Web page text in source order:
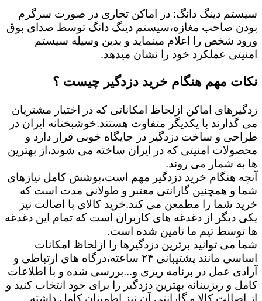
سیستم دینگ دانگ: در اماکن تجاری در صورت سرگرم
بودن صاحب مغازه،سیستم دینگ دانگ توسط صدای بوق
ورود شخص را اعلام مینماید و بدین وسیله سیستم
امنیتی عملکرد خود را نشان میدهد.
نکات مهم هنگام خرید دزدگیر چیست ؟
زدگیرهای اماکن ازلحاظ امکاناتی که در اختیار مشتریان
می گذارند با یکدیگر متفاوت هستند.خوشبختانه ایران در
طراحی و ساخت دزدگیر در جایگاه خوبی قرار دارد و
محصولات امنیتی که در ایران ساخته می شوند،از بهترین
ها به شمار می روند.
آنچه هنگام خرید دزدگیر مهم است،پوشش کامل نیازهای
شما و همچنین گارانتی معتبر و طولانی مدت است که
خرید شما را مطمعن می کند.خرید کالای با اصالت نیز
یکی دیگر از دغدغه های کاربران است که تمام این دغدغه
ها توسط تیم ما تامین شده است.
شما می توانید برترین دزدگیرها را ازلحاظ امکانات
اساسی مانند پشتیبانی ۲۴ ساعته،درگاه های ارتباطی و
آزادی عمل در برنامه ریزی و...بررسی شده و با اطلاعات
کامل و ریزبینانه بهترین دزدگیر را برای خود انتخاب کنید و
از اصالت کالا و گارانتی آن نیز اطمینان کامل داشته